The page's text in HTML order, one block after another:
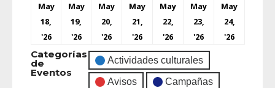
May
18,
'26
May
19,
'26
May
20,
'26
May
21,
'26
May
22,
'26
May
23,
'26
May
24,
'26
Categorías
de
Eventos
Actividades culturales
Avisos Campañas